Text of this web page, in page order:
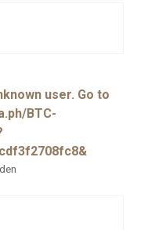
user. Gо tо
BTC-